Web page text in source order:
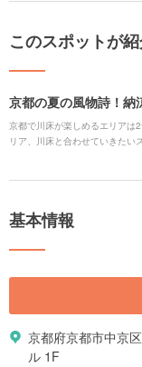
このスポットが
京都の夏の風物詩！納
京都で川床が楽しめるエリアは
リア、川床と合わせていきたい
基本情報
京都府京都市中京
ル 1F